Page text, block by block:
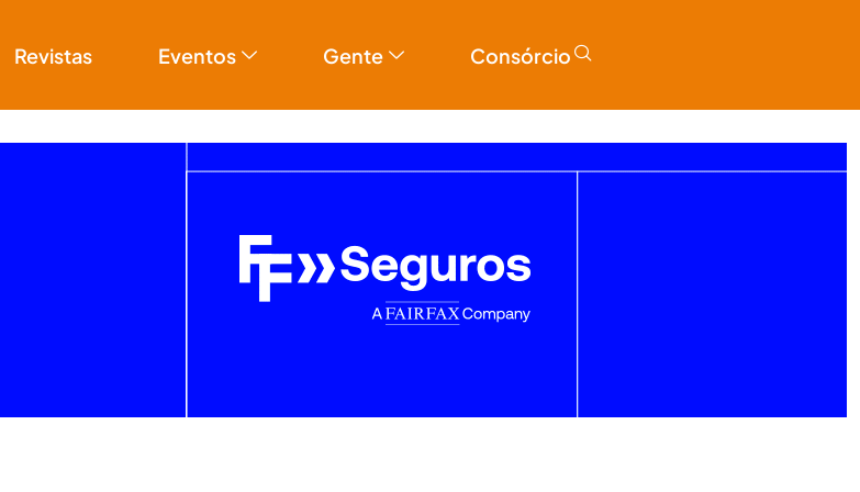
Revistas Eventos Gente Consórcio